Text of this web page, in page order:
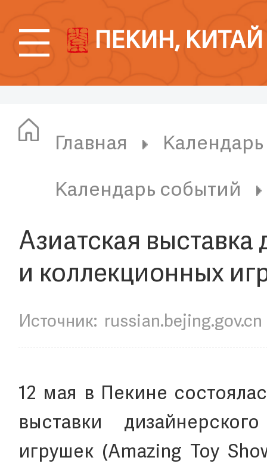
ПЕКИН, КИТАЙ
Главная
Календарь событий
Азиатская выставка
и коллекционных
Источник: russian.bejing.gov.cn
12 мая в Пекине
выставки
игрушек (Amazing Toy